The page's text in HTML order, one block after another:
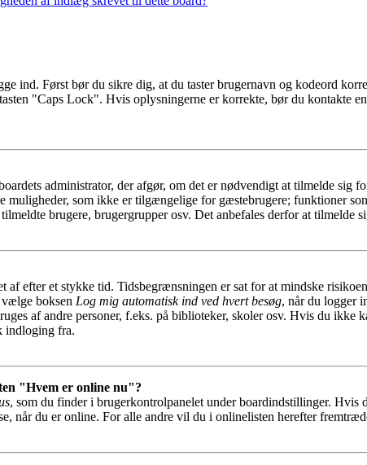
ind. Først bør du sikre dig, at du taster brugernavn og kodeord
"Caps Lock". Hvis oplysningerne er korrekte, bør du kontakte
administrator, der afgør, om det er nødvendigt at tilmelde sig
muligheder, som ikke er tilgængelige for gæstebrugere; funktioner
brugere, brugergrupper osv. Det anbefales derfor at tilmelde
efter et stykke tid. Tidsbegrænsningen er sat for at mindske
boksen Log mig automatisk ind ved hvert besøg, når du logger
af andre personer, f.eks. på biblioteker, skoler osv. Hvis du ikke
indloging fra.
"Hvem er online nu"?
, som du finder i brugerkontrolpanelet under boardindstillinger. Hvis
når du er online. For alle andre vil du i onlinelisten herefter